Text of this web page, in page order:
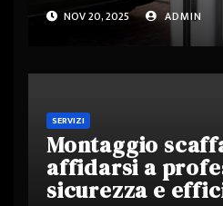
NOV 20, 2025 ADMIN
SERVIZI
Montaggio
affidarsi a
sicurezza e